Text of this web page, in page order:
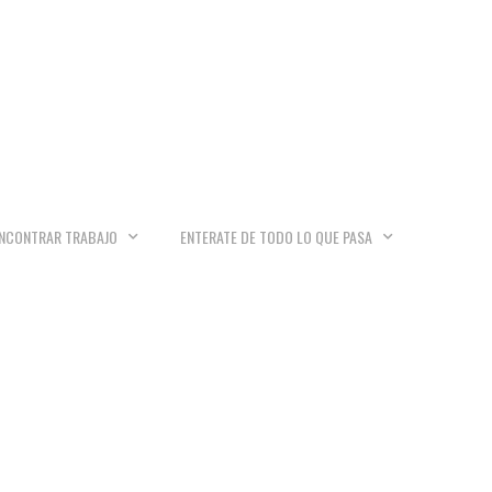
TRABAJO ENTERATE DE TODO LO QUE PASA